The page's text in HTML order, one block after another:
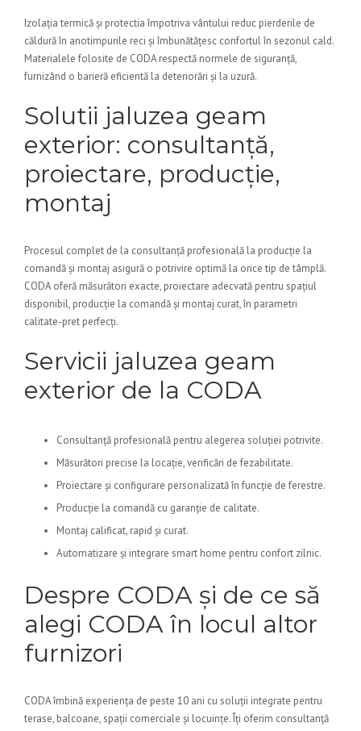
Izolația termică și protectia împotriva vântului reduc pierderile de
căldură în anotimpurile reci și îmbunătățesc confortul în sezonul cald.
Materialele folosite de CODA respectă normele de siguranță,
furnizând o barieră eficientă la deteriorări și la uzură.
Solutii jaluzea geam
exterior: consultanță,
proiectare, producție,
montaj
Procesul complet de la consultanță profesională la producție la
comandă și montaj asigură o potrivire optimă la orice tip de tâmplă.
CODA oferă măsurători exacte, proiectare adecvată pentru spațiul
disponibil, producție la comandă și montaj curat, în parametri
calitate-pret perfecți.
Servicii jaluzea geam
exterior de la CODA
Consultanță profesională pentru alegerea soluției potrivite.
Măsurători precise la locație, verificări de fezabilitate.
Proiectare și configurare personalizată în funcție de ferestre.
Producție la comandă cu garanție de calitate.
Montaj calificat, rapid și curat.
Automatizare și integrare smart home pentru confort zilnic.
Despre CODA și de ce să
alegi CODA în locul altor
furnizori
CODA îmbină experiența de peste 10 ani cu soluții integrate pentru
terase, balcoane, spații comerciale și locuințe. Îți oferim consultanță